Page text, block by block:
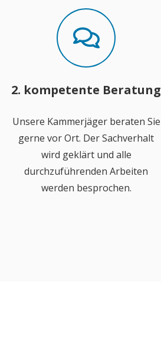
2. kompetente Beratung
Unsere Kammerjäger beraten Sie
gerne vor Ort. Der Sachverhalt
wird geklärt und alle
durchzuführenden Arbeiten
werden besprochen.